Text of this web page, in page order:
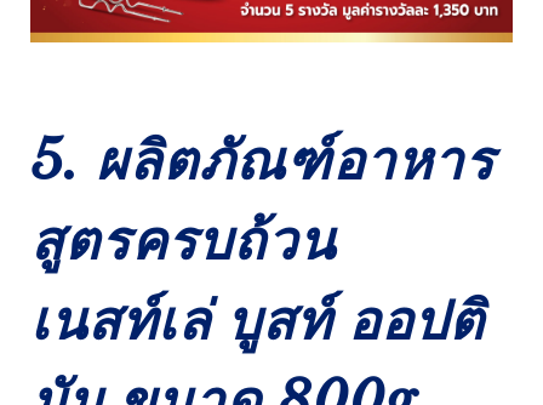
5. ผลิตภัณฑ์อาหาร
สูตรครบถ้วน
เนสท์เล่ บูสท์ ออปติ